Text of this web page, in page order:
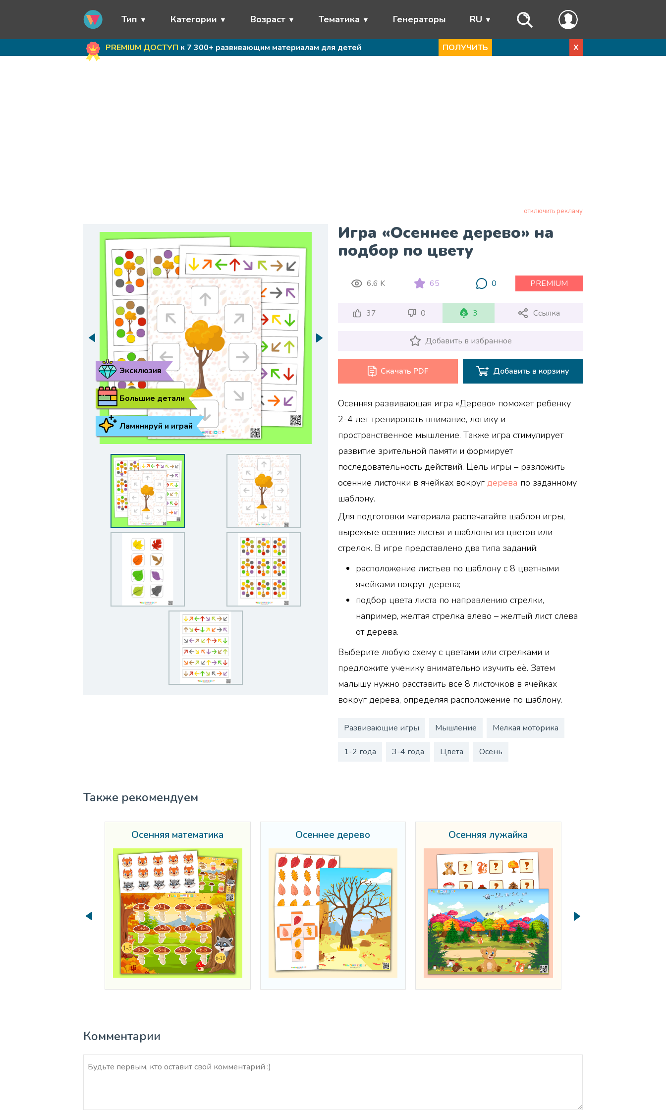
Тип Категории Возраст Тематика Генераторы RU
PREMIUM ДОСТУП к 7 300+ развивающим материалам для детей ПОЛУЧИТЬ X
отключить рекламу
Игра «Осеннее дерево» на
подбор по цвету
Ламинируй и играй
Большие детали
Эксклюзив
6.6 K 65 0 PREMIUM
37 0 3 Ссылка
Добавить в избранное
Скачать PDF Добавить в корзину
Осенняя развивающая игра «Дерево» поможет ребенку
2-4 лет тренировать внимание, логику и
пространственное мышление. Также игра стимулирует
развитие зрительной памяти и формирует
последовательность действий. Цель игры – разложить
осенние листочки в ячейках вокругдерева по заданному
шаблону.
Для подготовки материала распечатайте шаблон игры,
вырежьте осенние листья и шаблоны из цветов или
стрелок. В игре представлено два типа заданий:
расположение листьев по шаблону с 8 цветными
ячейками вокруг дерева;
подбор цвета листа по направлению стрелки,
например, желтая стрелка влево – желтый лист слева
от дерева.
Выберите любую схему с цветами или стрелками и
предложите ученику внимательно изучить её. Затем
малышу нужно расставить все 8 листочков в ячейках
вокруг дерева, определяя расположение по шаблону.
Развивающие игры Мышление Мелкая моторика
1-2 года 3-4 года Цвета Осень
Также рекомендуем
Осенняя математика Осеннее дерево Осенняя лужайка
Комментарии